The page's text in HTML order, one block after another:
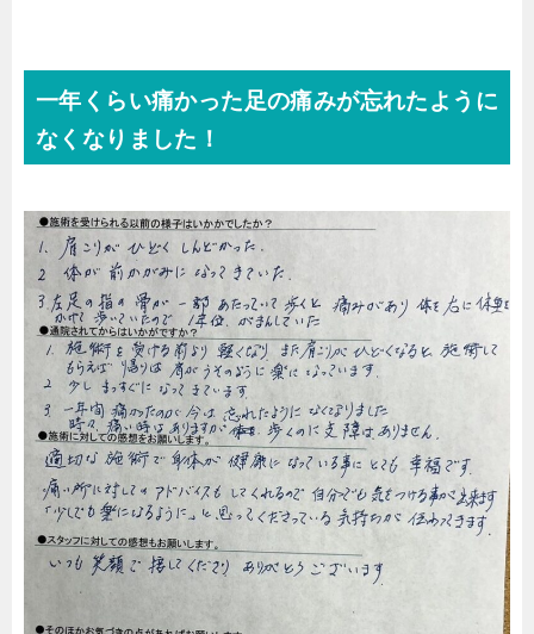
一年くらい痛かった足の痛みが忘れたように
なくなりました！